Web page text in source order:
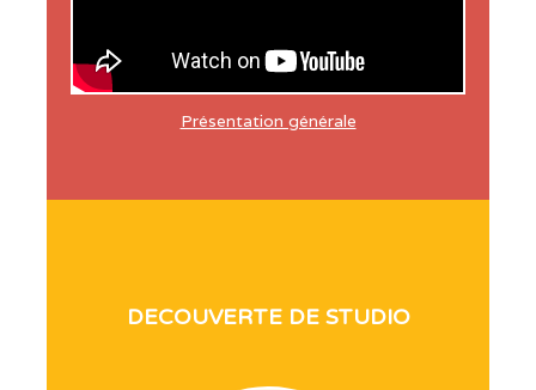
Présentation générale
DECOUVERTE DE STUDIO